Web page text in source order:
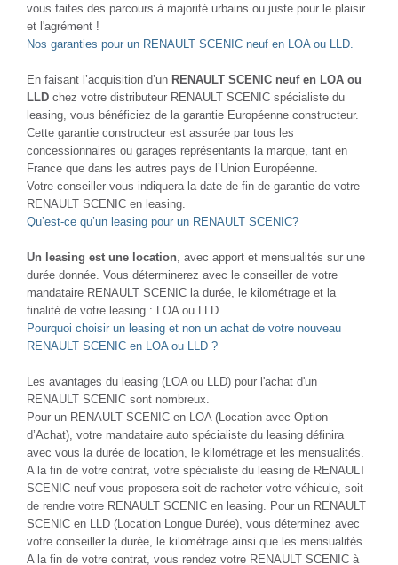
vous faites des parcours à majorité urbains ou juste pour le plaisir
et l'agrément !
Nos garanties pour un RENAULT SCENIC neuf en LOA ou LLD.
En faisant l’acquisition d’un RENAULT SCENIC neuf en LOA ou
LLD chez votre distributeur RENAULT SCENIC spécialiste du
leasing, vous bénéficiez de la garantie Européenne constructeur.
Cette garantie constructeur est assurée par tous les
concessionnaires ou garages représentants la marque, tant en
France que dans les autres pays de l’Union Européenne.
Votre conseiller vous indiquera la date de fin de garantie de votre
RENAULT SCENIC en leasing.
Qu’est-ce qu’un leasing pour un RENAULT SCENIC?
Un leasing est une location , avec apport et mensualités sur une
durée donnée. Vous déterminerez avec le conseiller de votre
mandataire RENAULT SCENIC la durée, le kilométrage et la
finalité de votre leasing : LOA ou LLD.
Pourquoi choisir un leasing et non un achat de votre nouveau
RENAULT SCENIC en LOA ou LLD ?
Les avantages du leasing (LOA ou LLD) pour l'achat d'un
RENAULT SCENIC sont nombreux.
Pour un RENAULT SCENIC en LOA (Location avec Option
d’Achat), votre mandataire auto spécialiste du leasing définira
avec vous la durée de location, le kilométrage et les mensualités.
A la fin de votre contrat, votre spécialiste du leasing de RENAULT
SCENIC neuf vous proposera soit de racheter votre véhicule, soit
de rendre votre RENAULT SCENIC en leasing. Pour un RENAULT
SCENIC en LLD (Location Longue Durée), vous déterminez avec
votre conseiller la durée, le kilométrage ainsi que les mensualités.
A la fin de votre contrat, vous rendez votre RENAULT SCENIC à